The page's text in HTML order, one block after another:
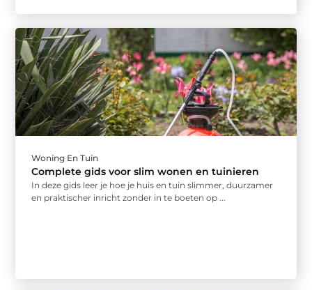
Woning En Tuin
Complete gids voor slim wonen en tuinieren
In deze gids leer je hoe je huis en tuin slimmer, duurzamer
en praktischer inricht zonder in te boeten op ...